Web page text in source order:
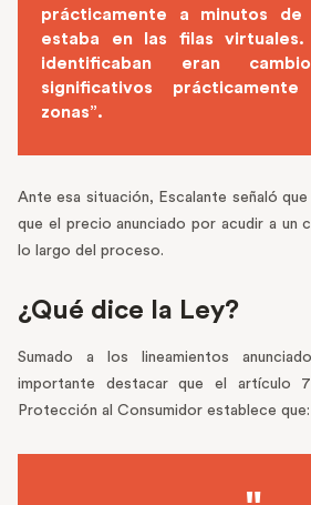
prácticamente a minutos
estaba en las filas
identificaban eran
significativos
zonas”.
Ante esa situación, Escalante señaló
que el precio anunciado por acudir a un
lo largo del proceso.
¿Qué dice la Ley?
Sumado a los lineamientos
importante destacar que el artículo
Protección al Consumidor establece que: